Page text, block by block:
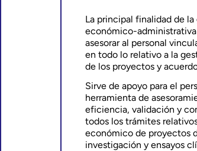
La principal finalidad de la
económico-
asesorar al personal
en todo lo relativo a la
de los proyectos y
Sirve de apoyo para el
herramienta de
eficiencia, validación y
todos los trámites
económico de proyectos
investigación y ensayos